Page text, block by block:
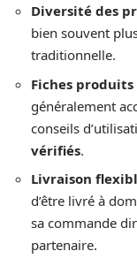
Diversité des
bien souvent
traditionnelle.
Fiches
généralement
conseils
vérifiés.
Livraison
d’être livré à
sa commande
partenaire.